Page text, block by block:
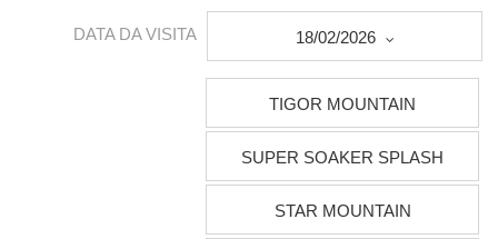
DATA DA VISITA 18/02/2026
TIGOR MOUNTAIN
SUPER SOAKER SPLASH
STAR MOUNTAIN